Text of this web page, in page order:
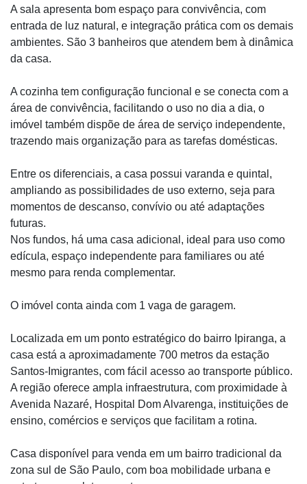
A sala apresenta bom espaço para convivência, com
entrada de luz natural, e integração prática com os demais
ambientes. São 3 banheiros que atendem bem à dinâmica
da casa.
A cozinha tem configuração funcional e se conecta com a
área de convivência, facilitando o uso no dia a dia, o
imóvel também dispõe de área de serviço independente,
trazendo mais organização para as tarefas domésticas.
Entre os diferenciais, a casa possui varanda e quintal,
ampliando as possibilidades de uso externo, seja para
momentos de descanso, convívio ou até adaptações
futuras.
Nos fundos, há uma casa adicional, ideal para uso como
edícula, espaço independente para familiares ou até
mesmo para renda complementar.
O imóvel conta ainda com 1 vaga de garagem.
Localizada em um ponto estratégico do bairro Ipiranga, a
casa está a aproximadamente 700 metros da estação
Santos-Imigrantes, com fácil acesso ao transporte público.
A região oferece ampla infraestrutura, com proximidade à
Avenida Nazaré, Hospital Dom Alvarenga, instituições de
ensino, comércios e serviços que facilitam a rotina.
Casa disponível para venda em um bairro tradicional da
zona sul de São Paulo, com boa mobilidade urbana e